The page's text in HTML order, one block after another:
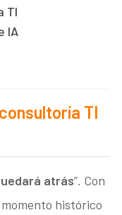
TI
IA
TI
atrás”. Con
histórico